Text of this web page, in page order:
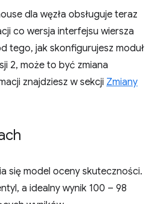
dla węzła obsługuje teraz
co wersja interfejsu wiersza
tego, jak skonfigurujesz moduł
2, może to być zmiana
znajdziesz w sekcji Zmiany
się model oceny skuteczności.
a idealny wynik 100 – 98